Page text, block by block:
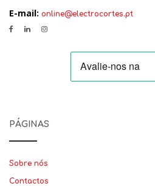
E-mail: online@electrocortes.pt
PÁGINAS
Sobre nós
Contactos